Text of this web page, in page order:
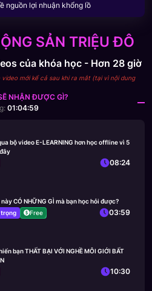
SẢN TRIỆU ĐÔ
của khóa học - Hơn 28 giờ
mới kể cả sau khi ra mắt (tại vì nội dung
NHẬN ĐƯỢC GÌ?
01:04:59
bộ video E-LEARNING hơn học offline vì 5
08:24
CÓ NHỮNG GÌ mà bạn học hỏi được?
trọng
Free 03:59
bạn THẤT BẠI VỚI NGHỀ MÔI GIỚI BẤT
10:30
nguồn lợi nhuận khổng lồ